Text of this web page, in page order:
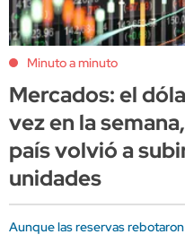
Minuto a minuto
Mercados: el
vez en la
país volvió a
unidades
Aunque las reservas